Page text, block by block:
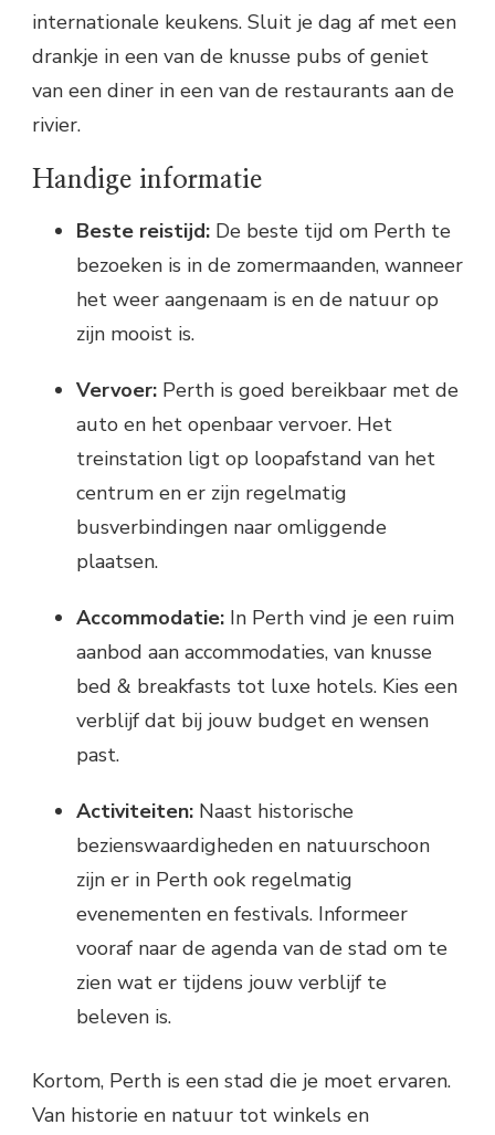
internationale keukens. Sluit je dag af met een
drankje in een van de knusse pubs of geniet
van een diner in een van de restaurants aan de
rivier.
Handige informatie
Beste reistijd: De beste tijd om Perth te
bezoeken is in de zomermaanden, wanneer
het weer aangenaam is en de natuur op
zijn mooist is.
Vervoer: Perth is goed bereikbaar met de
auto en het openbaar vervoer. Het
treinstation ligt op loopafstand van het
centrum en er zijn regelmatig
busverbindingen naar omliggende
plaatsen.
Accommodatie: In Perth vind je een ruim
aanbod aan accommodaties, van knusse
bed & breakfasts tot luxe hotels. Kies een
verblijf dat bij jouw budget en wensen
past.
Activiteiten: Naast historische
bezienswaardigheden en natuurschoon
zijn er in Perth ook regelmatig
evenementen en festivals. Informeer
vooraf naar de agenda van de stad om te
zien wat er tijdens jouw verblijf te
beleven is.
Kortom, Perth is een stad die je moet ervaren.
Van historie en natuur tot winkels en